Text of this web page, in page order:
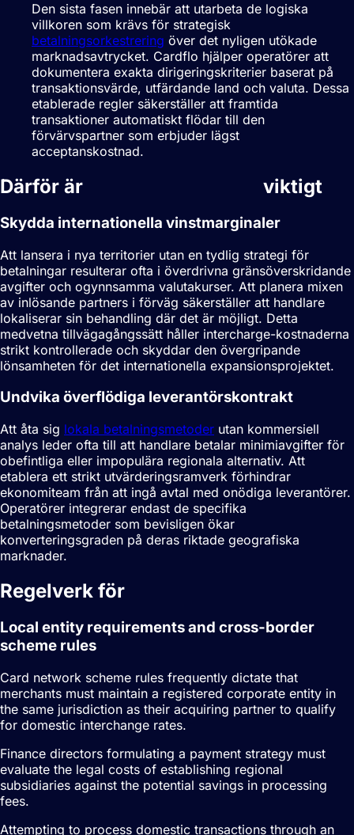
Den sista fasen innebär att utarbeta de logiska
villkoren som krävs för strategisk
betalningsorkestrering över det nyligen utökade
marknadsavtrycket. Cardflo hjälper operatörer att
dokumentera exakta dirigeringskriterier baserat på
transaktionsvärde, utfärdande land och valuta. Dessa
etablerade regler säkerställer att framtida
transaktioner automatiskt flödar till den
förvärvspartner som erbjuder lägst
acceptanskostnad.
Därför är viktigt
Skydda internationella vinstmarginaler
Att lansera i nya territorier utan en tydlig strategi för
betalningar resulterar ofta i överdrivna gränsöverskridande
avgifter och ogynnsamma valutakurser. Att planera mixen
av inlösande partners i förväg säkerställer att handlare
lokaliserar sin behandling där det är möjligt. Detta
medvetna tillvägagångssätt håller intercharge-kostnaderna
strikt kontrollerade och skyddar den övergripande
lönsamheten för det internationella expansionsprojektet.
Undvika överflödiga leverantörskontrakt
Att åta sig lokala betalningsmetoder utan kommersiell
analys leder ofta till att handlare betalar minimiavgifter för
obefintliga eller impopulära regionala alternativ. Att
etablera ett strikt utvärderingsramverk förhindrar
ekonomiteam från att ingå avtal med onödiga leverantörer.
Operatörer integrerar endast de specifika
betalningsmetoder som bevisligen ökar
konverteringsgraden på deras riktade geografiska
marknader.
Regelverk för
Local entity requirements and cross-border
scheme rules
Card network scheme rules frequently dictate that
merchants must maintain a registered corporate entity in
the same jurisdiction as their acquiring partner to qualify
for domestic interchange rates.
Finance directors formulating a payment strategy must
evaluate the legal costs of establishing regional
subsidiaries against the potential savings in processing
fees.
Attempting to process domestic transactions through an